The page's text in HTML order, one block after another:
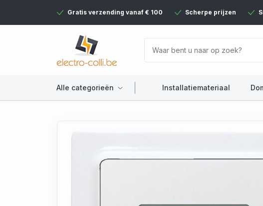
Gratis verzending vanaf € 100 Scherpe prijzen
Alle categorieën Installatiemateriaal